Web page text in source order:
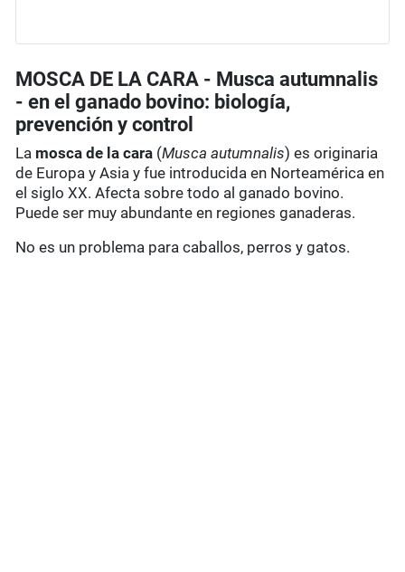
MOSCA DE LA CARA - Musca autumnalis
- en el ganado bovino: biología,
prevención y control
La mosca de la cara (Musca autumnalis) es originaria
de Europa y Asia y fue introducida en Norteamérica en
el siglo XX. Afecta sobre todo al ganado bovino.
Puede ser muy abundante en regiones ganaderas.
No es un problema para caballos, perros y gatos.